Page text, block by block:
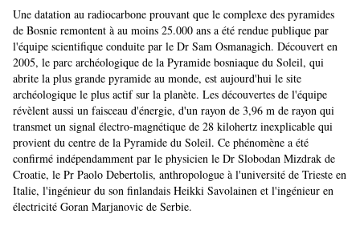
Une datation au radiocarbone prouvant que le complexe des pyramides
de Bosnie remontent à au moins 25.000 ans a été rendue publique par
l'équipe scientifique conduite par le Dr Sam Osmanagich. Découvert en
2005, le parc archéologique de la Pyramide bosniaque du Soleil, qui
abrite la plus grande pyramide au monde, est aujourd'hui le site
archéologique le plus actif sur la planète. Les découvertes de l'équipe
révèlent aussi un faisceau d'énergie, d'un rayon de 3,96 m de rayon qui
transmet un signal électro-magnétique de 28 kilohertz inexplicable qui
provient du centre de la Pyramide du Soleil. Ce phénomène a été
confirmé indépendamment par le physicien le Dr Slobodan Mizdrak de
Croatie, le Pr Paolo Debertolis, anthropologue à l'université de Trieste en
Italie, l'ingénieur du son finlandais Heikki Savolainen et l'ingénieur en
électricité Goran Marjanovic de Serbie.